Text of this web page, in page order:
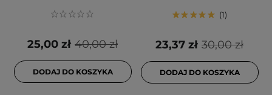
40,00 zł
25,00 zł
DODAJ DO KOSZYKA
1
30,00 zł
23,37 zł
DODAJ DO KOSZYKA